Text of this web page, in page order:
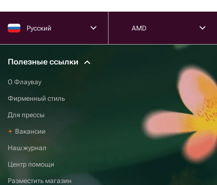
Русский AMD
Полезные ссылки
О Флаувау
Фирменный стиль
Для прессы
Вакансии
Наш журнал
Центр помощи
Разместить магазин